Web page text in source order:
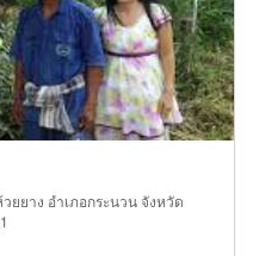
ยาง อำเภอกระนวน จังหวัด